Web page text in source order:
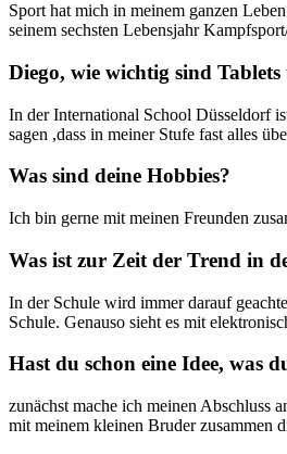
Sport hat mich in meinem ganzen
seinem sechsten Lebensjahr
Diego, wie wichtig sind
In der International School Düsseldorf
sagen ,dass in meiner Stufe fast alles
Was sind deine Hobbies?
Ich bin gerne mit meinen Freunden
Was ist zur Zeit der Trend in
In der Schule wird immer darauf
Schule. Genauso sieht es mit
Hast du schon eine Idee, was
zunächst mache ich meinen Abschluss
mit meinem kleinen Bruder zusammen